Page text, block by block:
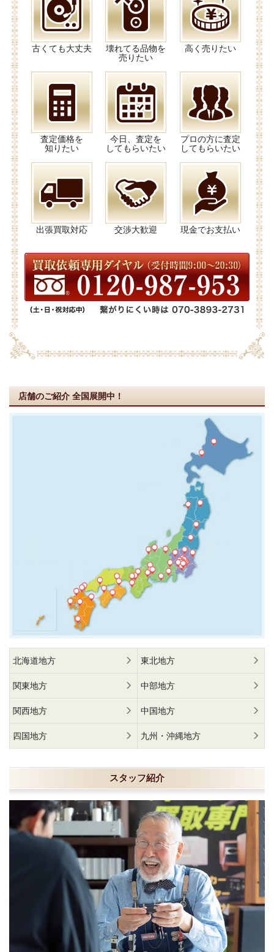
古くても大丈夫
壊れてる品物を
売りたい
高く売りたい
査定価格を
知りたい
今日、査定を
してもらいたい
プロの方に査定
してもらいたい
出張買取対応 交渉大歓迎 現金でお支払い
店舗のご紹介 全国展開中！
北海道地方 東北地方
関東地方 中部地方
関西地方 中国地方
四国地方 九州・沖縄地方
スタッフ紹介